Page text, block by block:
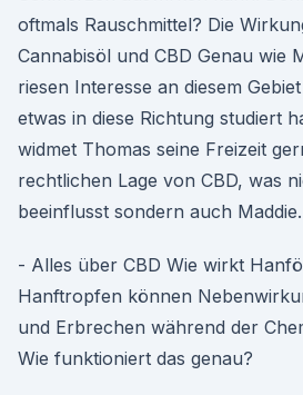
oftmals Rauschmittel? Die
Cannabisöl und CBD Genau wie
riesen Interesse an diesem
etwas in diese Richtung studiert
widmet Thomas seine Freizeit
rechtlichen Lage von CBD, was
beeinflusst sondern auch Maddie.
- Alles über CBD Wie wirkt
Hanftropfen können
und Erbrechen während der
Wie funktioniert das genau?